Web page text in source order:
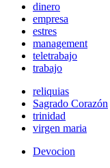
dinero
empresa
estres
management
teletrabajo
trabajo
reliquias
Sagrado Corazón
trinidad
virgen maria
Devocion